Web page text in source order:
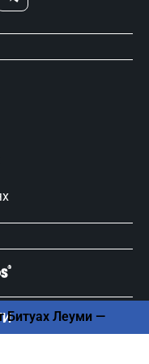
Битуах Леуми —